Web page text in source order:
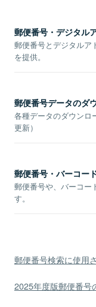
郵便番号・デジタル
郵便番号とデジタルア
を提供。
郵便番号データのダ
各種データのダウンロ
更新）
郵便番号・バーコー
郵便番号や、バーコー
す。
郵便番号検索に使用
2025年度版郵便番号